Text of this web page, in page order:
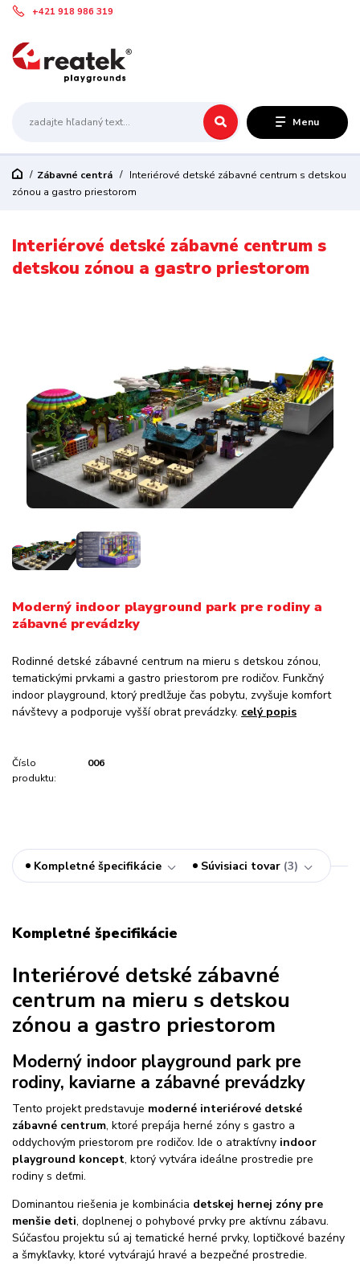
Menu
+421 918 986 319
Zábavné centrá
Interiérové detské zábavné centrum s detskou
zónou a gastro priestorom
Interiérové detské zábavné centrum s
detskou zónou a gastro priestorom
Moderný indoor playground park pre rodiny a
zábavné prevádzky
Rodinné detské zábavné centrum na mieru s detskou zónou,
tematickými prvkami a gastro priestorom pre rodičov. Funkčný
indoor playground, ktorý predlžuje čas pobytu, zvyšuje komfort
návštevy a podporuje vyšší obrat prevádzky. celý popis
Číslo
produktu:
006
Kompletné špecifikácie Súvisiaci tovar 3
Kompletné špecifikácie
Interiérové detské zábavné
centrum na mieru s detskou
zónou a gastro priestorom
Moderný indoor playground park pre
rodiny, kaviarne a zábavné prevádzky
Tento projekt predstavuje moderné interiérové detské
zábavné centrum, ktoré prepája herné zóny s gastro a
oddychovým priestorom pre rodičov. Ide o atraktívny indoor
playground koncept, ktorý vytvára ideálne prostredie pre
rodiny s deťmi.
Dominantou riešenia je kombinácia detskej hernej zóny pre
menšie deti, doplnenej o pohybové prvky pre aktívnu zábavu.
Súčasťou projektu sú aj tematické herné prvky, loptičkové bazény
a šmykľavky, ktoré vytvárajú hravé a bezpečné prostredie.